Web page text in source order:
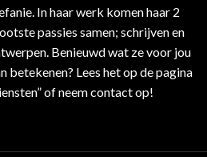
In haar werk komen haar 2
passies samen; schrijven en
Benieuwd wat ze voor jou
betekenen? Lees het op de pagina
of neemcontactop!